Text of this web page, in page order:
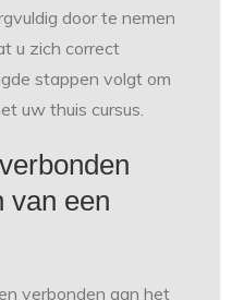
door te nemen
u zich correct
stappen volgt om
uw thuis cursus.
van een
verbonden aan het